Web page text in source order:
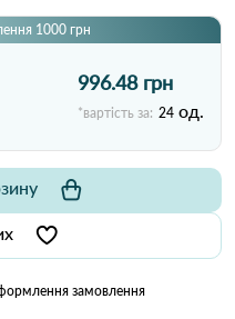
1000 грн
996.48 грн
*вартість за: 24 од.
замовлення